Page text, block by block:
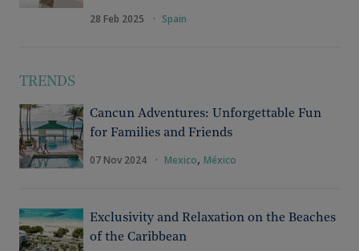
28 Feb 2025 · Spain
TRENDS
Cancun Adventures: Unforgettable Fun
for Families and Friends
07 Nov 2024 · Mexico, México
Exclusivity and Relaxation on the Beaches
of the Caribbean